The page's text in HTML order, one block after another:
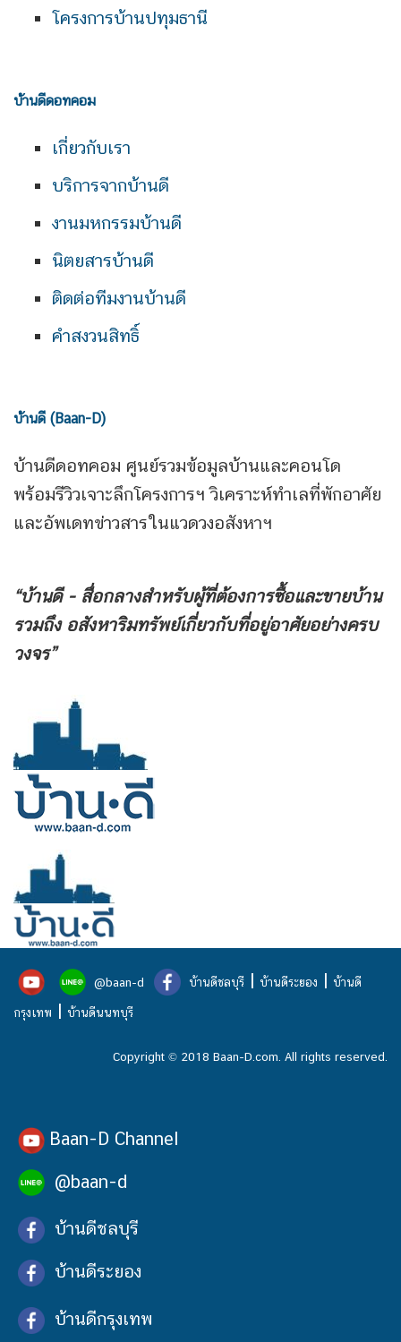
โครงการบ้านปทุมธานี
บ้านดีดอทคอม
เกี่ยวกับเรา
บริการจากบ้านดี
งานมหกรรมบ้านดี
นิตยสารบ้านดี
ติดต่อทีมงานบ้านดี
คำสงวนสิทธิ์
บ้านดี (Baan-D)
บ้านดีดอทคอม ศูนย์รวมข้อมูลบ้านและคอนโด
พร้อมรีวิวเจาะลึกโครงการฯ วิเคราะห์ทำเลที่พักอาศัย
และอัพเดทข่าวสารในแวดวงอสังหาฯ
“บ้านดี - สื่อกลางสำหรับผู้ที่ต้องการซื้อและขายบ้าน
รวมถึง อสังหาริมทรัพย์เกี่ยวกับที่อยู่อาศัยอย่างครบ
วงจร”
@baan-d บ้านดีชลบุรี | บ้านดีระยอง | บ้านดี
กรุงเทพ | บ้านดีนนทบุรี
Copyright © 2018 Baan-D.com. All rights reserved.
Baan-D Channel
@baan-d
บ้านดีชลบุรี
บ้านดีระยอง
บ้านดีกรุงเทพ